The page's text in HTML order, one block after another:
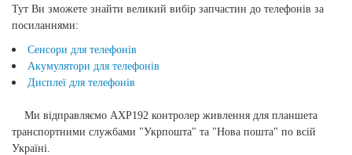
Тут Ви зможете знайти великий вибір запчастин до телефонів за
посиланнями:
Сенсори для телефонів
Акумулятори для телефонів
Дисплеї для телефонів
Ми відправляємо AXP192 контролер живлення для планшета
транспортними службами "Укрпошта" та "Нова пошта" по всій
Україні.